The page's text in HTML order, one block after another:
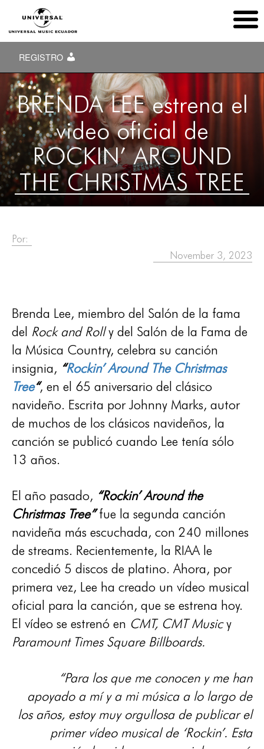
REGISTRO
BRENDA LEE estrena el
video oficial de
ROCKIN’ AROUND
THE CHRISTMAS TREE
Por:
November 3, 2023
Brenda Lee, miembro del Salón de la fama
del Rock and Rolly del Salón de la Fama de
la Música Country, celebra su canción
insignia, “Rockin’ Around The Christmas
Tree“, en el 65 aniversario del clásico
navideño. Escrita por Johnny Marks, autor
de muchos de los clásicos navideños, la
canción se publicó cuando Lee tenía sólo
13 años.
El año pasado, “Rockin’ Around the
Christmas Tree”fue la segunda canción
navideña más escuchada, con 240 millones
de streams. Recientemente, la RIAA le
concedió 5 discos de platino. Ahora, por
primera vez, Lee ha creado un vídeo musical
oficial para la canción, que se estrena hoy.
El vídeo se estrenó en CMT, CMT Musicy
Paramount Times Square Billboards.
“Para los que me conocen y me han
apoyado a mí y a mi música a lo largo de
los años, estoy muy orgullosa de publicar el
primer vídeo musical de ‘Rockin’. Esta